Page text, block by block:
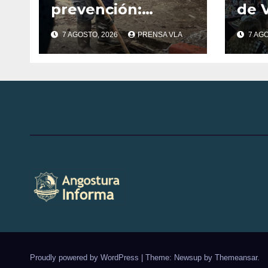
prevención:
trabajos
municipales ante
7 AGOSTO, 2026 PRENSA VLA
de
7
Proudly powered by WordPress | Theme: Newsup by Themeansar.